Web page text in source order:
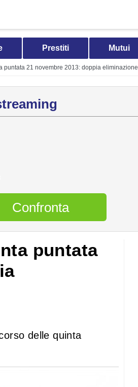
Prestiti Mutui
puntata 21 novembre 2013: doppia eliminazione
Confronta
puntata
delle quinta